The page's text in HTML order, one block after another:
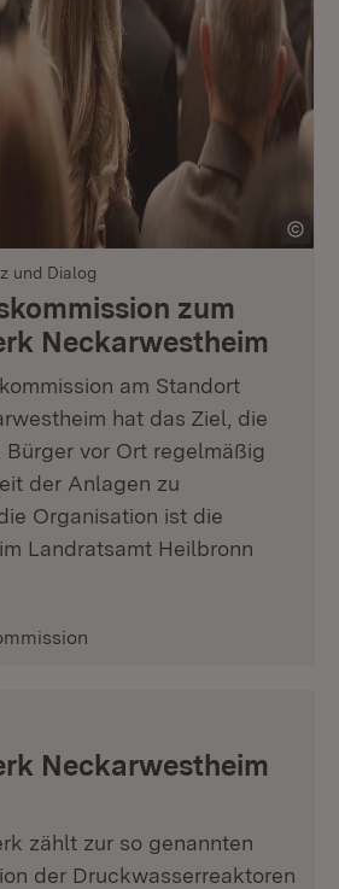
und Dialog
zum
Neckarwestheim
am Standort
hat das Ziel, die
Bürger vor Ort regelmäßig
der Anlagen zu
Organisation ist die
Landratsamt Heilbronn
Neckarwestheim
zählt zur so genannten
der Druckwasserreaktoren